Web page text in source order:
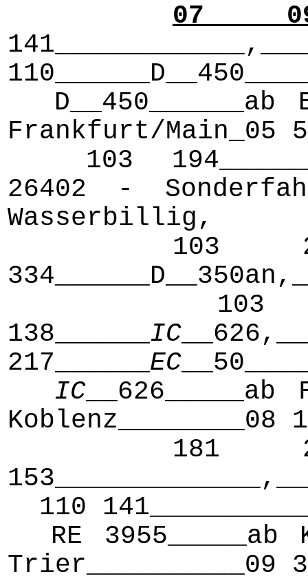
07
D__450______ab
Frankfurt/Main_05
103
26402 -
Wasserbillig,
103
103
138______IC
217______EC
IC
Koblenz________08
181
110
RE 3955_____ab
Trier__________09